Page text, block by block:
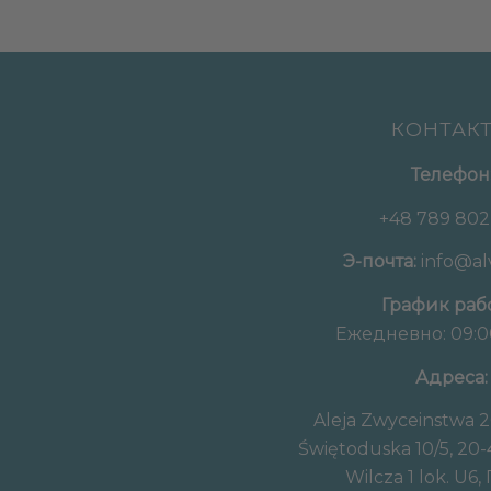
+48 789
Э-почта:
График
Ежедневно:
Адреса:
Aleja Zwyceinstwa
Świętoduska 10/5,
Wilcza 1 lok. U6,